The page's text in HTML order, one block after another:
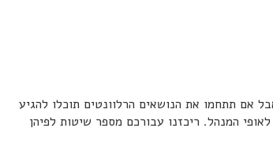
אם תתחמו את הנושאים הרלוונטים תוכלו להגיע
המנהל. ריכזנו עבורכם מספר שיטות לפיהן